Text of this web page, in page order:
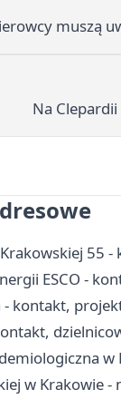
muszą
Na
55
ESCO -
kontakt,
w Krakowie